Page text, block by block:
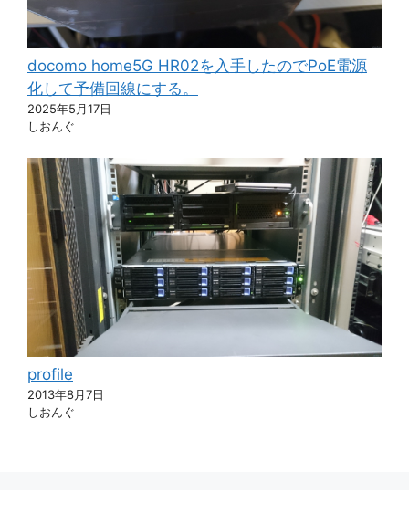
docomo home5G HR02を入手したのでPoE電源
化して予備回線にする。
2025年5月17日
しおんぐ
profile
2013年8月7日
しおんぐ